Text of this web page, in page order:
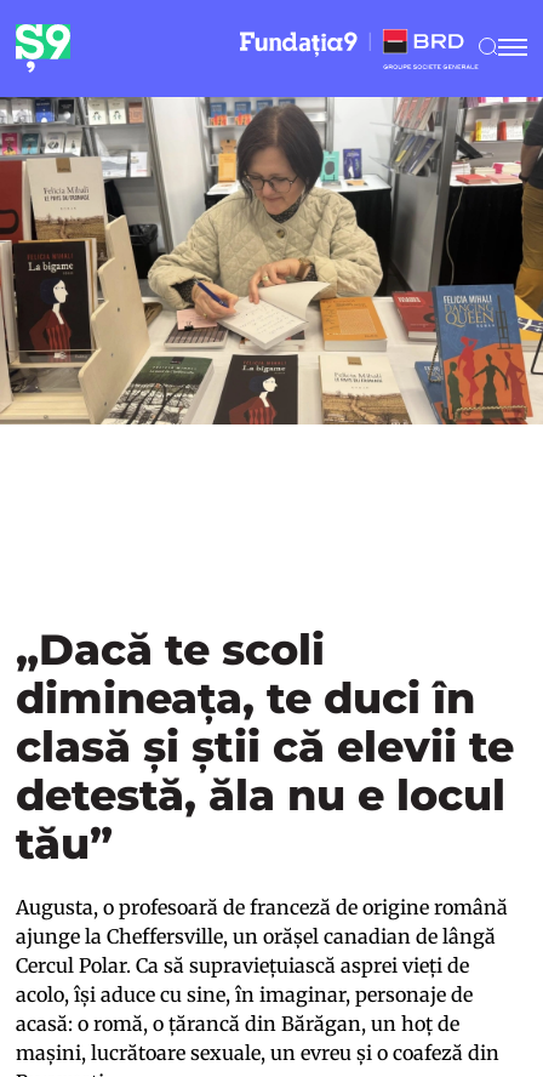
„Dacă te scoli
dimineața, te duci în
clasă și știi că elevii te
detestă, ăla nu e locul
tău”
Augusta, o profesoară de franceză de origine română
ajunge la Cheffersville, un orășel canadian de lângă
Cercul Polar. Ca să supraviețuiască asprei vieți de
acolo, își aduce cu sine, în imaginar, personaje de
acasă: o romă, o țărancă din Bărăgan, un hoț de
mașini, lucrătoare sexuale, un evreu și o coafeză din